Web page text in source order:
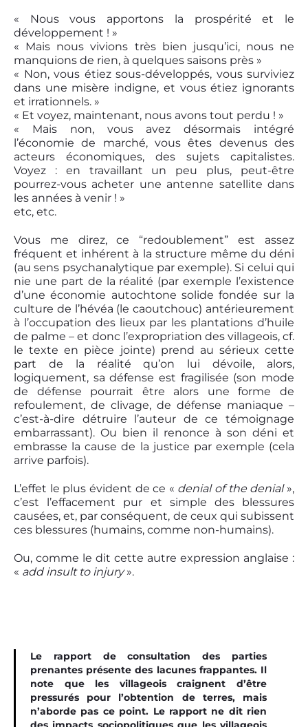
« Nous vous apportons la prospérité et le
développement ! »
« Mais nous vivions très bien jusqu’ici, nous ne
manquions de rien, à quelques saisons près »
« Non, vous étiez sous-développés, vous surviviez
dans une misère indigne, et vous étiez ignorants
et irrationnels. »
« Et voyez, maintenant, nous avons tout perdu ! »
« Mais non, vous avez désormais intégré
l’économie de marché, vous êtes devenus des
acteurs économiques, des sujets capitalistes.
Voyez : en travaillant un peu plus, peut-être
pourrez-vous acheter une antenne satellite dans
les années à venir ! »
etc, etc.
Vous me direz, ce “redoublement” est assez
fréquent et inhérent à la structure même du déni
(au sens psychanalytique par exemple). Si celui qui
nie une part de la réalité (par exemple l’existence
d’une économie autochtone solide fondée sur la
culture de l’hévéa (le caoutchouc) antérieurement
à l’occupation des lieux par les plantations d’huile
de palme – et donc l’expropriation des villageois, cf.
le texte en pièce jointe) prend au sérieux cette
part de la réalité qu’on lui dévoile, alors,
logiquement, sa défense est fragilisée (son mode
de défense pourrait être alors une forme de
refoulement, de clivage, de défense maniaque –
c’est-à-dire détruire l’auteur de ce témoignage
embarrassant). Ou bien il renonce à son déni et
embrasse la cause de la justice par exemple (cela
arrive parfois).
L’effet le plus évident de ce « denial of the denial»,
c’est l’effacement pur et simple des blessures
causées, et, par conséquent, de ceux qui subissent
ces blessures (humains, comme non-humains).
Ou, comme le dit cette autre expression anglaise :
« add insult to injury».
Le rapport de consultation des parties
prenantes présente des lacunes frappantes. Il
note que les villageois craignent d’être
pressurés pour l’obtention de terres, mais
n’aborde pas ce point. Le rapport ne dit rien